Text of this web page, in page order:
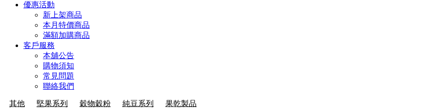
優惠活動
新上架商品
本月特價商品
滿額加購商品
客戶服務
本舖公告
購物須知
常見問題
聯絡我們
其他 堅果系列 穀物穀粉 純豆系列 果乾製品